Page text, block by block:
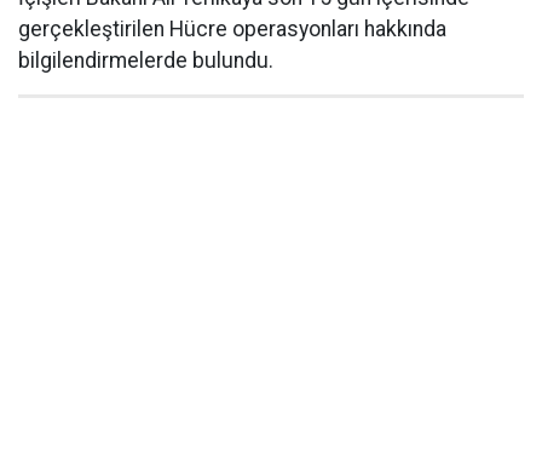
gerçekleştirilen Hücre operasyonları hakkında
bilgilendirmelerde bulundu.